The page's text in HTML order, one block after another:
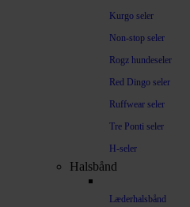
Kurgo seler
Non-stop seler
Rogz hundeseler
Red Dingo seler
Ruffwear seler
Tre Ponti seler
H-seler
Halsbånd
Læderhalsbånd